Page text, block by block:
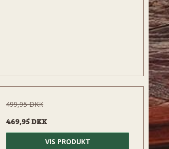
499,95 DKK
469,95 DKK
VIS PRODUKT